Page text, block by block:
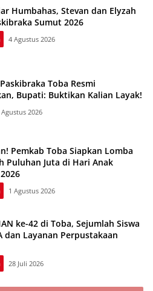
Humbahas, Stevan dan Elyzah
Sumut 2026
4 Agustus 2026
Toba Resmi
Bupati: Buktikan Kalian Layak!
Agustus 2026
Pemkab Toba Siapkan Lomba
Puluhan Juta di Hari Anak
1 Agustus 2026
ke-42 di Toba, Sejumlah Siswa
dan Layanan Perpustakaan
28 Juli 2026